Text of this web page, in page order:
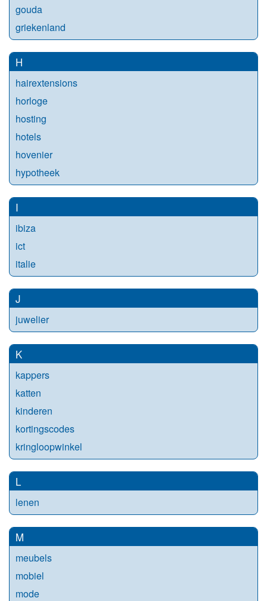
gouda
griekenland
H
hairextensions
horloge
hosting
hotels
hovenier
hypotheek
I
ibiza
ict
italie
J
juwelier
K
kappers
katten
kinderen
kortingscodes
kringloopwinkel
L
lenen
M
meubels
mobiel
mode